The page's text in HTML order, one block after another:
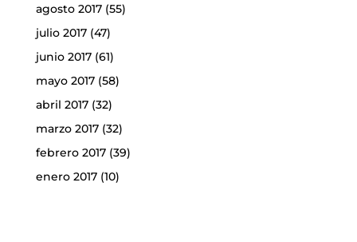
agosto 2017(55)
julio 2017(47)
junio 2017(61)
mayo 2017(58)
abril 2017(32)
marzo 2017(32)
febrero 2017(39)
enero 2017(10)